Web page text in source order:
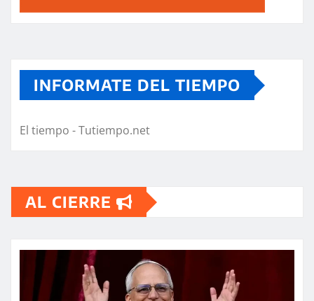
INFORMATE DEL TIEMPO
El tiempo - Tutiempo.net
AL CIERRE